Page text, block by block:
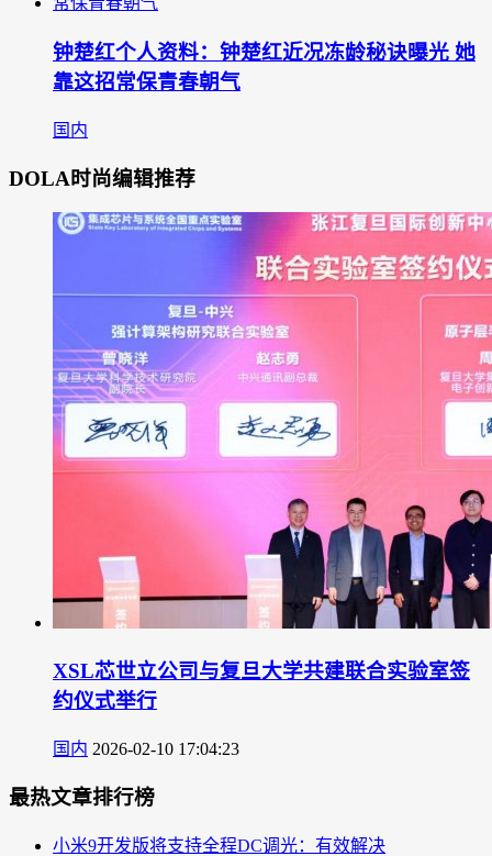
钟楚红个人资料：钟楚红近况冻龄秘诀曝光 她
靠这招常保青春朝气
国内
DOLA时尚编辑推荐
XSL芯世立公司与复旦大学共建联合实验室签
约仪式举行
国内 2026-02-10 17:04:23
最热文章排行榜
小米9开发版将支持全程DC调光：有效解决